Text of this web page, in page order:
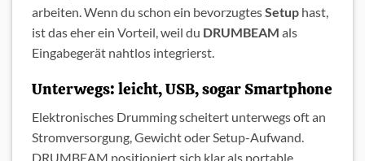
arbeiten. Wenn du schon ein bevorzugtesSetup hast,
ist das eher ein Vorteil, weil du DRUMBEAM als
Eingabegerät nahtlos integrierst.
Unterwegs: leicht, USB, sogar Smartphone
Elektronisches Drumming scheitert unterwegs oft an
Stromversorgung, Gewicht oder Setup-Aufwand.
DRUMBEAM positioniert sich klar als portable